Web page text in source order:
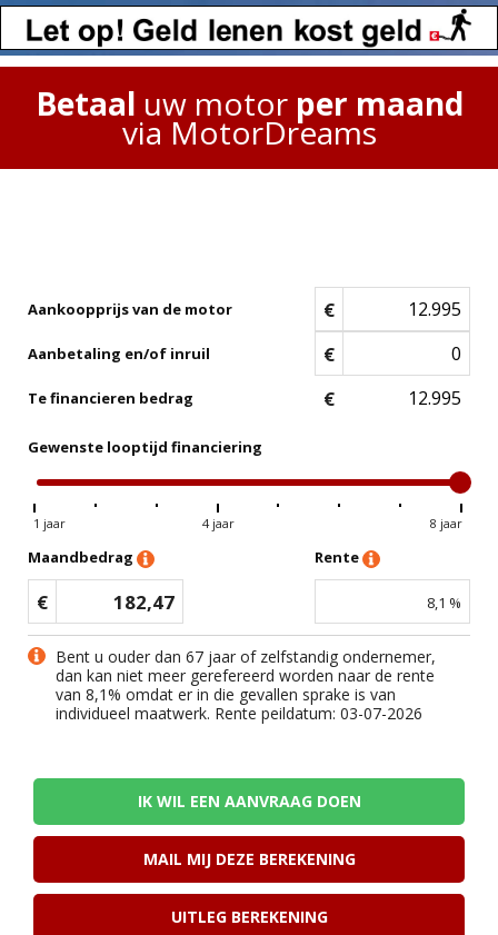
Betaal uw motor per maand
via MotorDreams
Aankoopprijs van de motor €
Aanbetaling en/of inruil €
Te financieren bedrag €
Gewenste looptijd financiering
1 jaar 4 jaar 8 jaar
Maandbedrag
€ 182,47
Rente
8,1 %
Bent u ouder dan 67 jaar of zelfstandig ondernemer,
dan kan niet meer gerefereerd worden naar de rente
van 8,1% omdat er in die gevallen sprake is van
individueel maatwerk. Rente peildatum: 03-07-2026
IK WIL EEN AANVRAAG DOEN
MAIL MIJ DEZE BEREKENING
UITLEG BEREKENING